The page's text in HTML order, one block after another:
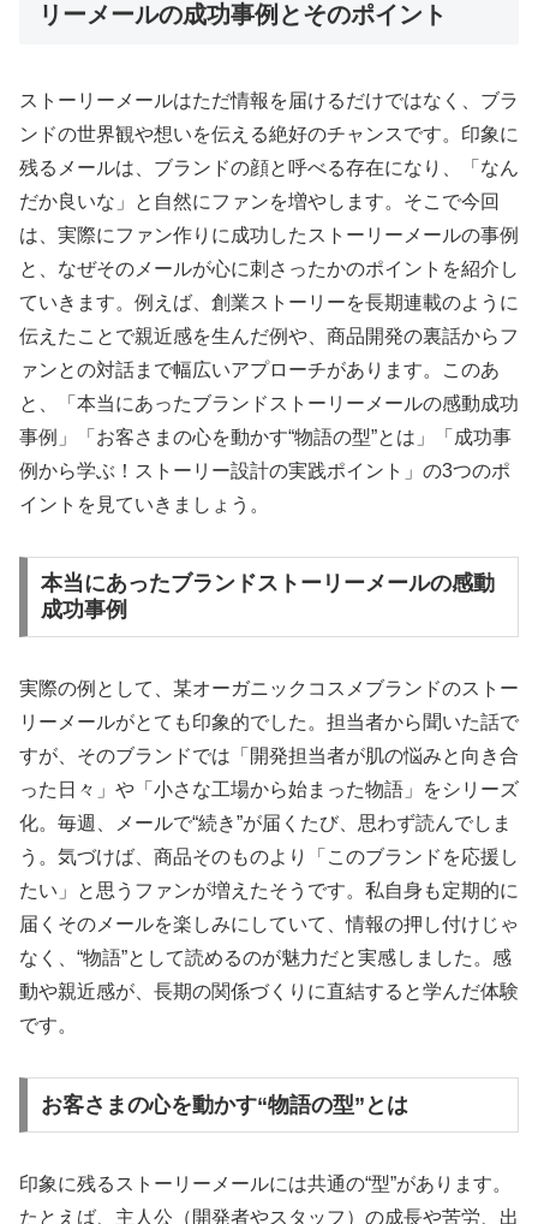
リーメールの成功事例とそのポイント
ストーリーメールはただ情報を届けるだけではなく、ブラ
ンドの世界観や想いを伝える絶好のチャンスです。印象に
残るメールは、ブランドの顔と呼べる存在になり、「なん
だか良いな」と自然にファンを増やします。そこで今回
は、実際にファン作りに成功したストーリーメールの事例
と、なぜそのメールが心に刺さったかのポイントを紹介し
ていきます。例えば、創業ストーリーを長期連載のように
伝えたことで親近感を生んだ例や、商品開発の裏話からフ
ァンとの対話まで幅広いアプローチがあります。このあ
と、「本当にあったブランドストーリーメールの感動成功
事例」「お客さまの心を動かす“物語の型”とは」「成功事
例から学ぶ！ストーリー設計の実践ポイント」の3つのポ
イントを見ていきましょう。
本当にあったブランドストーリーメールの感動
成功事例
実際の例として、某オーガニックコスメブランドのストー
リーメールがとても印象的でした。担当者から聞いた話で
すが、そのブランドでは「開発担当者が肌の悩みと向き合
った日々」や「小さな工場から始まった物語」をシリーズ
化。毎週、メールで“続き”が届くたび、思わず読んでしま
う。気づけば、商品そのものより「このブランドを応援し
たい」と思うファンが増えたそうです。私自身も定期的に
届くそのメールを楽しみにしていて、情報の押し付けじゃ
なく、“物語”として読めるのが魅力だと実感しました。感
動や親近感が、長期の関係づくりに直結すると学んだ体験
です。
お客さまの心を動かす“物語の型”とは
印象に残るストーリーメールには共通の“型”があります。
たとえば、主人公（開発者やスタッフ）の成長や苦労、出